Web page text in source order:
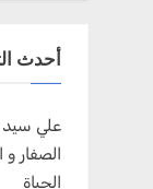
أحدث
علي
الصفار و
الحياة